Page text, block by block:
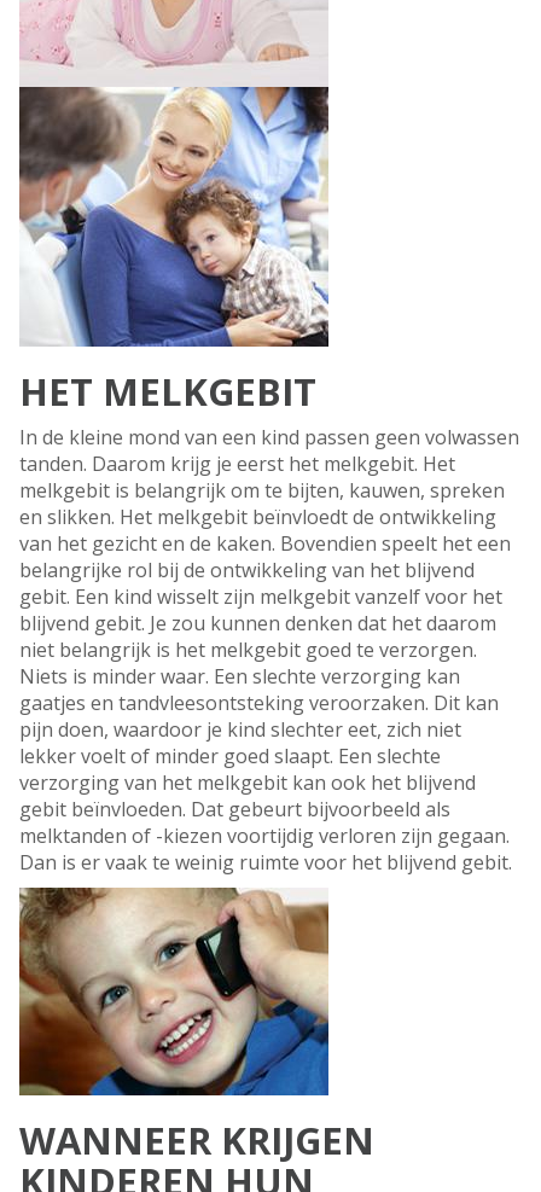
HET MELKGEBIT
In de kleine mond van een kind passen geen volwassen
tanden. Daarom krijg je eerst het melkgebit. Het
melkgebit is belangrijk om te bijten, kauwen, spreken
en slikken. Het melkgebit beïnvloedt de ontwikkeling
van het gezicht en de kaken. Bovendien speelt het een
belangrijke rol bij de ontwikkeling van het blijvend
gebit. Een kind wisselt zijn melkgebit vanzelf voor het
blijvend gebit. Je zou kunnen denken dat het daarom
niet belangrijk is het melkgebit goed te verzorgen.
Niets is minder waar. Een slechte verzorging kan
gaatjes en tandvleesontsteking veroorzaken. Dit kan
pijn doen, waardoor je kind slechter eet, zich niet
lekker voelt of minder goed slaapt. Een slechte
verzorging van het melkgebit kan ook het blijvend
gebit beïnvloeden. Dat gebeurt bijvoorbeeld als
melktanden of -kiezen voortijdig verloren zijn gegaan.
Dan is er vaak te weinig ruimte voor het blijvend gebit.
WANNEER KRIJGEN
KINDEREN HUN